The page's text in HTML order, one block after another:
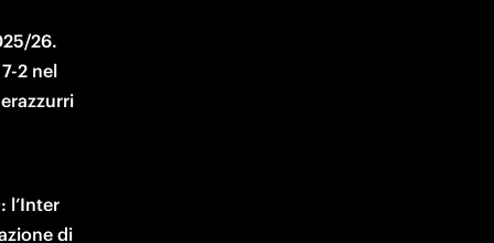
26.
2 nel
: l’Inter
di